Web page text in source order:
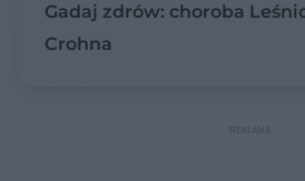
Gadaj zdrów: choroba
Crohna